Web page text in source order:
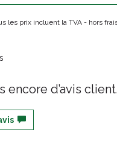
les prix incluent la TVA - hors
d’avis